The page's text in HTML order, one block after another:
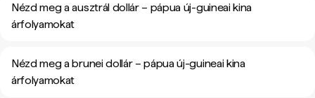
Nézd meg a ausztrál dollár – pápua új-guineai kina
árfolyamokat
Nézd meg a brunei dollár – pápua új-guineai kina
árfolyamokat